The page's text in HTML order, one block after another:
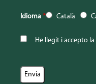
Idioma * Català
He llegit i accepto la